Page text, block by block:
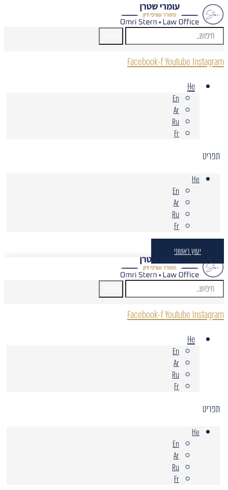
Facebook-fYoutube Instagram
He
En
Ar
Ru
Fr
תפריט
He
En
Ar
Ru
Fr
יעוץ ראשוני
Facebook-fYoutube Instagram
He
En
Ar
Ru
Fr
תפריט
He
En
Ar
Ru
Fr